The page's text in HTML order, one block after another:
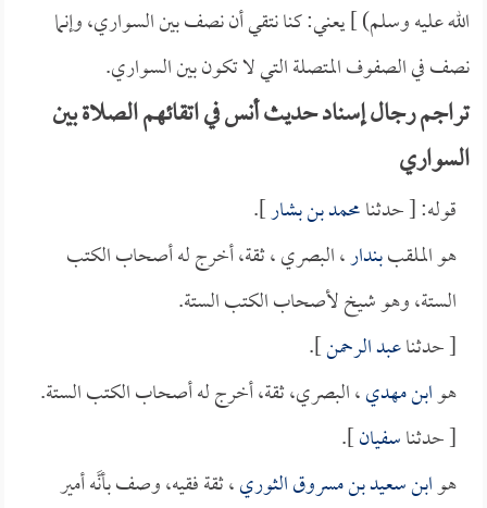
الله عليه وسلم) ] يعني: كنا نتقي أن نصف بين السواري، وإنما
نصف في الصفوف المتصلة التي لا تكون بين السواري.
تراجم رجال إسناد حديث أنس في اتقائهم الصلاة بين
السواري
قوله: [ حدثنامحمد بن بشار].
هو الملقببندار، البصري ، ثقة، أخرج له أصحاب الكتب
الستة، وهو شيخ لأصحاب الكتب الستة.
[ حدثناعبد الرحمن].
هوابن مهدي، البصري، ثقة، أخرج له أصحاب الكتب الستة.
[ حدثناسفيان].
هوابن سعيد بن مسروق الثوري، ثقة فقيه، وصف بأنَّه أمير